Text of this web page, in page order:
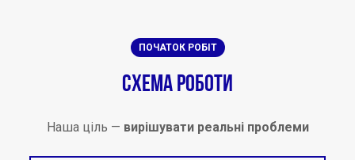
ПОЧАТОК РОБІТ
Схема роботи
Наша ціль — вирішувати реальні проблеми